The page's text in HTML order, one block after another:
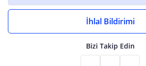
İhlal Bildirimi
Bizi Takip Edin